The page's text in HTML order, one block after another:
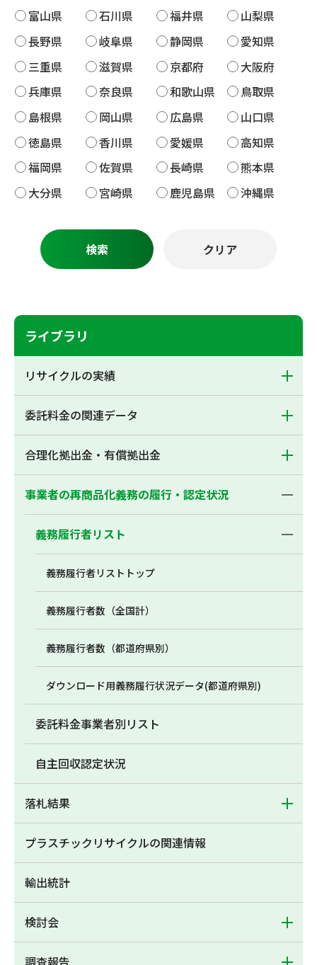
富山県
石川県 福井県
山梨県
長野県
岐阜県 静岡県
愛知県
三重県
滋賀県 京都府
大阪府
兵庫県
奈良県 和歌山県
鳥取県
島根県
岡山県 広島県
山口県
徳島県
香川県 愛媛県
高知県
福岡県
佐賀県 長崎県
熊本県
大分県
宮崎県 鹿児島県 沖縄県
ライブラリ
リサイクルの実績
委託料金の関連データ
合理化拠出金・有償拠出金
事業者の再商品化義務の履行・認定状況
義務履行者リスト
義務履行者リストトップ
義務履行者数（全国計）
義務履行者数（都道府県別）
ダウンロード用義務履行状況データ(都道府県別)
委託料金事業者別リスト
自主回収認定状況
落札結果
プラスチックリサイクルの関連情報
輸出統計
検討会
調査報告